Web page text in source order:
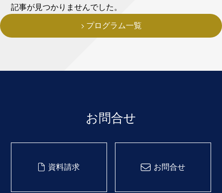
記事が見つかりませんでした。
プログラム一覧
お問合せ
資料請求 お問合せ